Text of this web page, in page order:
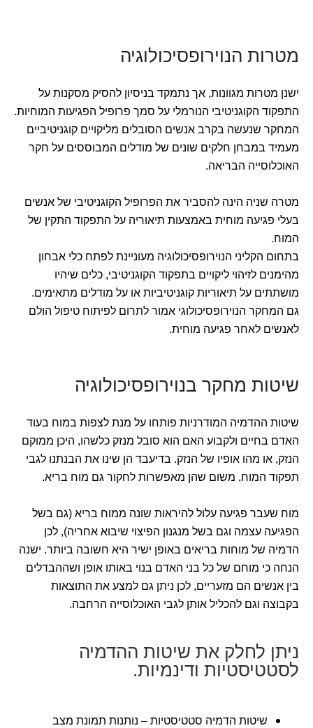
מטרות הנוירופסיכולוגיה
ישנן מטרות מגוונות, אך נתמקד בניסיון להסיק מסקנות על
התפקוד הקוגניטיבי הנורמלי על סמך פרופיל הפגיעות המוחיות.
המחקר שנעשה בקרב אנשים הסובלים מליקויים קוגניטיביים
מעמיד במבחן חלקים שונים של מודלים המבוססים על חקר
האוכלוסייה הבריאה.
מטרה שניה הינה להסביר את הפרופיל הקוגניטיבי של אנשים
בעלי פגיעה מוחית באמצעות תיאוריה על התפקוד התקין של
המוח.
בתחום הקליני הנוירופסיכולוגיה מעוניינת לפתח כלי אבחון
מהימנים לזיהוי ליקויים בתפקוד הקוגניטיבי, כלים שיהיו
מושתתים על תיאוריות קוגניטיביות או על מודלים מתאימים.
גם המחקר הנוירופסיכולוגי אמור לתרום לפיתוח טיפול הולם
לאנשים לאחר פגיעה מוחית.
שיטות מחקר בנוירופסיכולוגיה
שיטות ההדמיה המודרניות פותחו על מנת לצפות במוח בעוד
האדם בחיים ולקבוע האם הוא סובל מנזק כלשהו, היכן ממוקם
הנזק, או מהו אופיו של הנזק. בדיעבד הן שינו את הבנתנו לגבי
תפקוד המוח, משום שהן מאפשרות לחקור גם מוח בריא.
מוח שעבר פגיעה עלול להיראות שונה ממוח בריא (גם בשל
הפגיעה עצמה וגם בשל מנגנון הפיצוי שיבוא אחריה), לכן
הדמיה של מוחות בריאים באופן ישיר היא חשובה ביותר. ישנה
הנחה כי מוחם של כל בני האדם בנוי באותו אופן ושההבדלים
בין אנשים הם מזעריים, לכן ניתן גם למצע את התוצאות
בקבוצה וגם להכליל אותן לגבי האוכלוסייה הרחבה.
ניתן לחלק את שיטות ההדמיה
לסטטיסטיות ודינמיות.
שיטות הדמיה סטטיסטיות – נותנות תמונת מצב